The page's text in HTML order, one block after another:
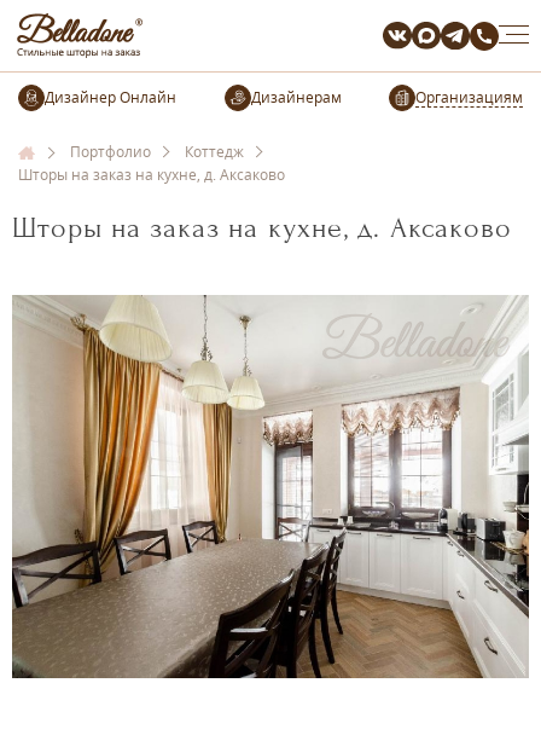
Организациям
Портфолио
Коттедж
Шторы на заказ на кухне, д. Аксаково
Шторы на заказ на кухне, д. Аксаково